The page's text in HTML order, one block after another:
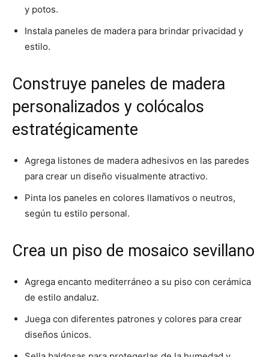
y potos.
Instala paneles de madera para brindar privacidad y
estilo.
Construye paneles de madera
personalizados y colócalos
estratégicamente
Agrega listones de madera adhesivos en las paredes
para crear un diseño visualmente atractivo.
Pinta los paneles en colores llamativos o neutros,
según tu estilo personal.
Crea un piso de mosaico sevillano
Agrega encanto mediterráneo a su piso con cerámica
de estilo andaluz.
Juega con diferentes patrones y colores para crear
diseños únicos.